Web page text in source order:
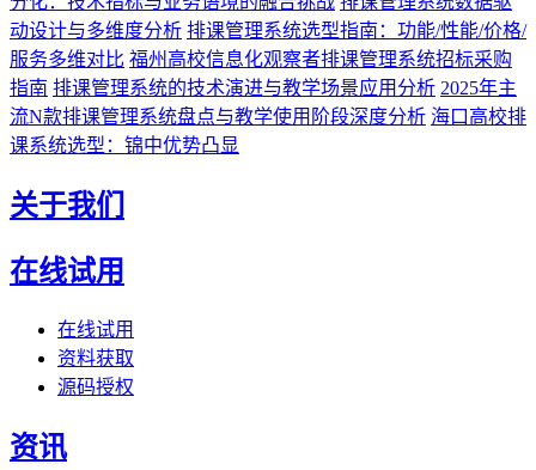
动设计与多维度分析 排课管理系统选型指南：功能/性能/价格/
服务多维对比 福州高校信息化观察者排课管理系统招标采购
指南 排课管理系统的技术演进与教学场景应用分析 2025年主
流N款排课管理系统盘点与教学使用阶段深度分析 海口高校排
课系统选型：锦中优势凸显
关于我们
在线试用
在线试用
资料获取
源码授权
资讯